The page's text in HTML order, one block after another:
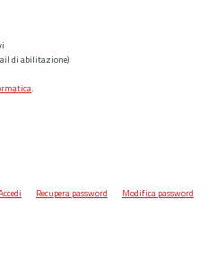
di abilitazione)
.
Recupera password Modifica password